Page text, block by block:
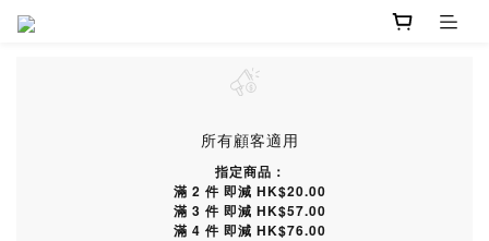
所有顧客適用
指定商品：
滿 2 件 即減 HK$20.00
滿 3 件 即減 HK$57.00
滿 4 件 即減 HK$76.00